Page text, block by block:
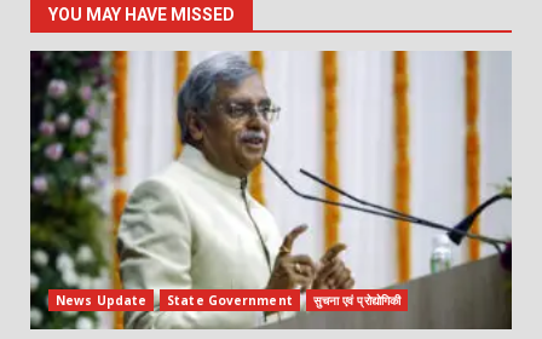
YOU MAY HAVE MISSED
News Update State Government सुचना एवं प्रोद्योगिकी